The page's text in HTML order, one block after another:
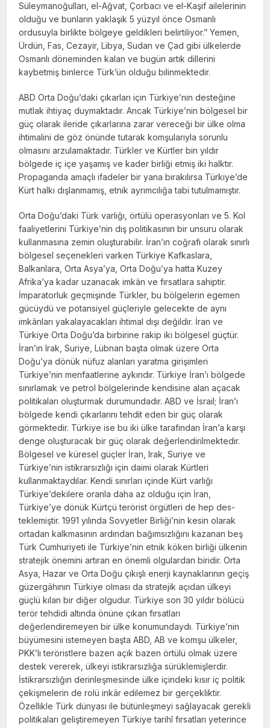
Süleymanoğulları, el-Ağvat, Çorbacı ve el-Kaşif ailelerinin
oldu­ğu ve bunların yaklaşık 5 yüzyıl önce Osmanlı
ordusuyla birlikte bölgeye geldikleri belirtili­yor.” Yemen,
Ürdün, Fas, Cezayir, Libya, Sudan ve Çad gibi ülkelerde
Osmanlı döneminden kalan ve bugün artık dillerini
kaybetmiş binlerce Türk’ün olduğu bilinmektedir.
ABD Orta Doğu’daki çıkarları için Türkiye’nin desteğine
mutlak ihtiyaç duy­maktadır. Ancak Türkiye’nin bölgesel bir
güç olarak ileride çıkarlarına zarar vereceği bir ülke olma
ihtimalini de göz önünde tutarak komşularıyla sorunlu
olmasını arzulamakta­dır. Türkler ve Kürtler bin yıldır
bölgede iç içe yaşamış ve kader birliği etmiş iki halktır.
Propaganda amaçlı ifadeler bir yana bırakılır­sa Türkiye’de
Kürt halkı dışlanmamış, etnik ayrımcılığa tabi tutulmamıştır.
Orta Doğu’daki Türk varlığı, örtülü operasyonları ve 5. Kol
faaliyetlerini Tür­kiye’nin dış politikasının bir unsuru olarak
kullanmasına zemin oluşturabilir. İran’ın coğrafi olarak sınırlı
bölgesel seçenekleri var­ken Türkiye Kafkaslara,
Balkanlara, Orta Asya’ya, Orta Doğu’ya hatta Kuzey
Afrika’ya kadar uzanacak imkân ve fırsatlara sahiptir.
İmparatorluk geçmişinde Türkler, bu bölgele­rin egemen
gücüydü ve potansiyel güçleriyle gelecekte de aynı
imkânları yakalayacakları ihtimal dışı değildir. İran ve
Türkiye Orta Doğu’da birbirine rakip iki bölgesel güçtür.
İran’ın Irak, Suriye, Lübnan başta olmak üzere Orta
Doğu’ya dönük nüfuz alanları ya­ratma girişimleri
Türkiye’nin menfaatlerine aykırıdır. Türkiye İran’ı bölgede
sınırlamak ve petrol bölgelerinde kendisine alan açacak
politikaları oluşturmak durumundadır. ABD ve İsrail; İran’ı
bölgede kendi çıkarlarını teh­dit eden bir güç olarak
görmektedir. Türkiye ise bu iki ülke tarafından İran’a karşı
denge oluşturacak bir güç olarak değerlendirilmek­tedir.
Bölgesel ve küresel güçler İran, Irak, Suriye ve
Türkiye’nin istikrarsızlığı için dai­mi olarak Kürtleri
kullanmaktaydılar. Kendi sınırları içinde Kürt varlığı
Türkiye’dekilere oranla daha az olduğu için İran,
Türkiye’ye dönük Kürtçü terörist örgütleri de hep des­
teklemiştir. 1991 yılında Sovyetler Birliği’nin kesin olarak
ortadan kalkmasının ardından bağımsızlığını kazanan beş
Türk Cumhuriye­ti ile Türkiye’nin etnik köken birliği ülkenin
stratejik önemini artıran en önemli olgulardan biridir. Orta
Asya, Hazar ve Orta Doğu çıkışlı enerji kaynaklarının geçiş
güzergâhının Tür­kiye olması da stratejik açıdan ülkeyi
güçlü kılan bir diğer olgudur. Türkiye son 30 yıldır bölücü
terör tehdidi altında önüne çıkan fır­satları
değerlendiremeyen bir ülke konumun­daydı. Türkiye’nin
büyümesini istemeyen başta ABD, AB ve komşu ülkeler,
PKK’lı te­röristlere bazen açık bazen örtülü olmak üze­re
destek vererek, ülkeyi istikrarsızlığa sürük­lemişlerdir.
İstikrarsızlığın derinleşmesinde ülke içindeki kısır iç politik
çekişmelerin de rolü inkâr edilemez bir gerçekliktir.
Özellik­le Türk dünyası ile bütünleşmeyi sağlayacak gerekli
politikaları geliştiremeyen Türkiye tarihî fırsatları yeterince